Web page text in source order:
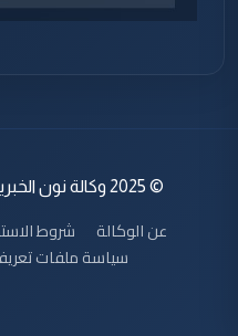
© 2025 وكالة نون الخبرية. جميع الحقوق محفوظة.
عن الوكالة شروط
سياسة ملفات تعريف